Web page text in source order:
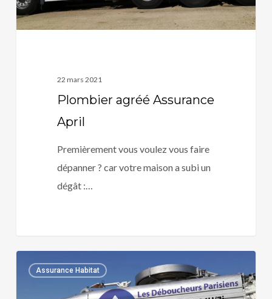
22 mars 2021
Plombier agréé Assurance
April
Premièrement vous voulez vous faire
dépanner ? car votre maison a subi un
dégât :…
agréé
Assurance Habitat
0